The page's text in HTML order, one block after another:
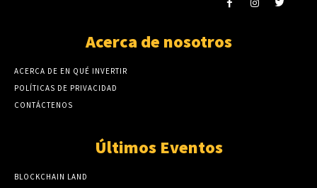
Acerca de nosotros
ACERCA DE EN QUÉ INVERTIR
POLÍTICAS DE PRIVACIDAD
CONTÁCTENOS
Últimos Eventos
BLOCKCHAIN LAND